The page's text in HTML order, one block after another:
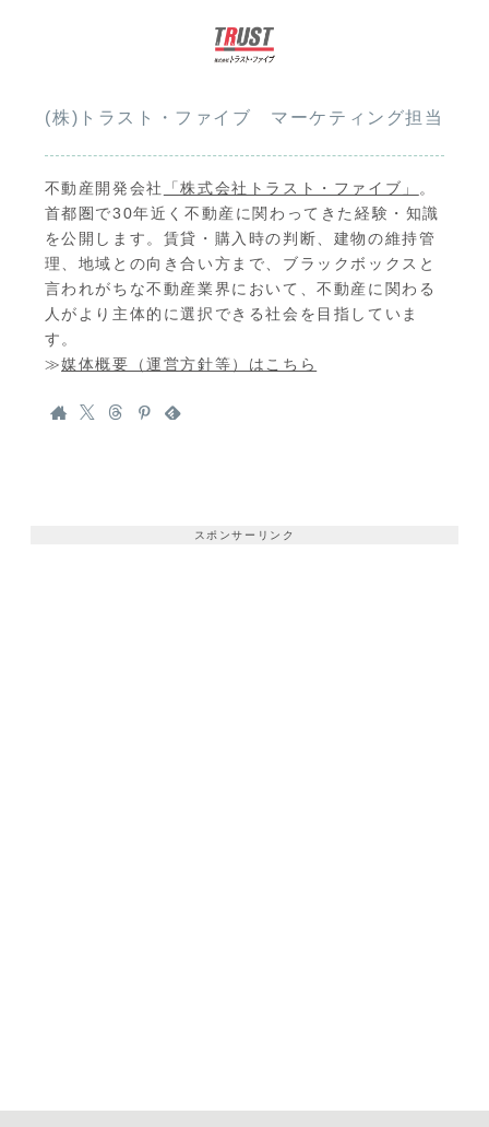
(株)トラスト・ファイブ マーケティング担当
不動産開発会社 「株式会社トラスト・ファイブ」 。
首都圏で30年近く不動産に関わってきた経験・知識
を公開します。賃貸・購入時の判断、建物の維持管
理、地域との向き合い方まで、ブラックボックスと
言われがちな不動産業界において、不動産に関わる
人がより主体的に選択できる社会を目指していま
す。
≫媒体概要（運営方針等）はこちら
スポンサーリンク